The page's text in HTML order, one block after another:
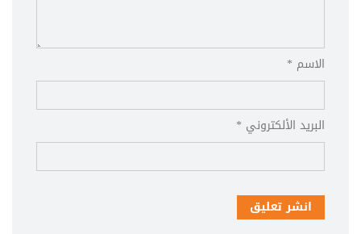
الاسم *
البريد الألكتروني *
انشر تعليق